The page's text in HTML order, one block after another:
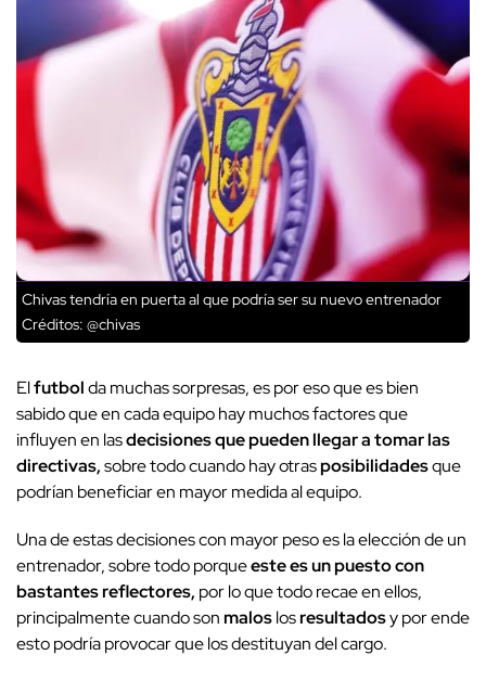
Chivas tendría en puerta al que podría ser su nuevo entrenador
Créditos: @chivas
Elfutbolda muchas sorpresas, es por eso que es bien
sabido que en cada equipo hay muchos factores que
influyen en lasdecisiones que pueden llegar a tomar las
directivas,sobre todo cuando hay otrasposibilidadesque
podrían beneficiar en mayor medida al equipo.
Una de estas decisiones con mayor peso es la elección de un
entrenador, sobre todo porqueeste es un puesto con
bastantes reflectores, por lo que todo recae en ellos,
principalmente cuando sonmaloslosresultadosy por ende
esto podría provocar que los destituyan del cargo.